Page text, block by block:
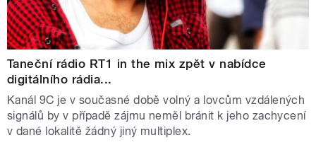
Taneční rádio RT1 in the mix zpět v nabídce
digitálního rádia...
Kanál 9C je v současné době volný a lovcům vzdálených
signálů by v případě zájmu neměl bránit k jeho zachycení
v dané lokalitě žádný jiný multiplex.